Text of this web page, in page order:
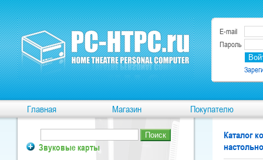
E-mail
Пароль
Главная Магазин Покупателю
Звуковые карты
Каталог